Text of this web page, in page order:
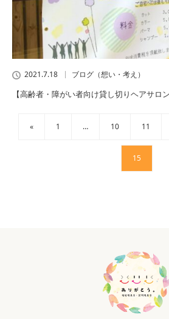
2021.7.18 ブログ（想い・考え）
【高齢者・障がい者向け貸し切りヘアサロ
« 1 … 10 11
15